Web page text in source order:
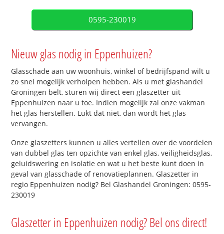
0595-230019
Nieuw glas nodig in Eppenhuizen?
Glasschade aan uw woonhuis, winkel of bedrijfspand wilt u
zo snel mogelijk verholpen hebben. Als u met glashandel
Groningen belt, sturen wij direct een glaszetter uit
Eppenhuizen naar u toe. Indien mogelijk zal onze vakman
het glas herstellen. Lukt dat niet, dan wordt het glas
vervangen.
Onze glaszetters kunnen u alles vertellen over de voordelen
van dubbel glas ten opzichte van enkel glas, veiligheidsglas,
geluidswering en isolatie en wat u het beste kunt doen in
geval van glasschade of renovatieplannen. Glaszetter in
regio Eppenhuizen nodig? Bel Glashandel Groningen: 0595-
230019
Glaszetter in Eppenhuizen nodig? Bel ons direct!